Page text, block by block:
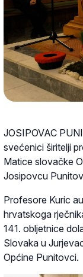
JOSIPOVAC
svećenici širitelji
Matice slovačke
Josipovcu
Profesore Kuric
hrvatskoga
141. obljetnice
Slovaka u
Općine Punitovci.